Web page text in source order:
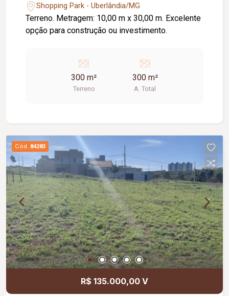
Shopping Park - Uberlândia/MG
Terreno. Metragem: 10,00 m x 30,00 m. Excelente
opção para construção ou investimento.
300 m²
Terreno
300 m²
A. Total
Cód. 84283
R$ 135.000,00 V